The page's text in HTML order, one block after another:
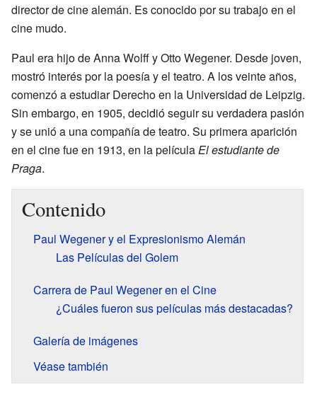
director de cine alemán. Es conocido por su trabajo en el
cine mudo.
Paul era hijo de Anna Wolff y Otto Wegener. Desde joven,
mostró interés por la poesía y el teatro. A los veinte años,
comenzó a estudiar Derecho en la Universidad de Leipzig.
Sin embargo, en 1905, decidió seguir su verdadera pasión
y se unió a una compañía de teatro. Su primera aparición
en el cine fue en 1913, en la películaEl estudiante de
Praga.
Contenido
Paul Wegener y el Expresionismo Alemán
Las Películas del Golem
Carrera de Paul Wegener en el Cine
¿Cuáles fueron sus películas más destacadas?
Galería de imágenes
Véase también